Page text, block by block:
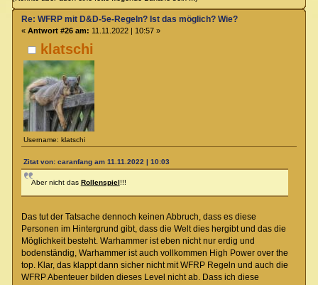
klatschi
Username: klatschi
Re: WFRP mit D&D-5e-Regeln? Ist das möglich? Wie?
« Antwort #26 am: 11.11.2022 | 10:57 »
Zitat von: caranfang am 11.11.2022 | 10:03
Aber nicht das Rollenspiel !!!
Das tut der Tatsache dennoch keinen Abbruch, dass es diese
Personen im Hintergrund gibt, dass die Welt dies hergibt und das die
Möglichkeit besteht. Warhammer ist eben nicht nur erdig und
bodenständig, Warhammer ist auch vollkommen High Power over the
top. Klar, das klappt dann sicher nicht mit WFRP Regeln und auch die
WFRP Abenteuer bilden dieses Level nicht ab. Dass ich diese